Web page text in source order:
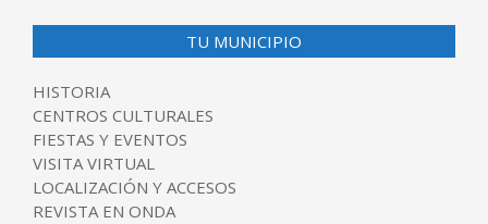
TU MUNICIPIO
HISTORIA
CENTROS CULTURALES
FIESTAS Y EVENTOS
VISITA VIRTUAL
LOCALIZACIÓN Y ACCESOS
REVISTA EN ONDA